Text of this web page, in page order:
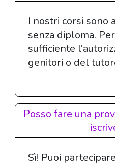
I nostri corsi sono
senza diploma.
sufficiente
genitori o del
Posso fare una
Sì! Puoi